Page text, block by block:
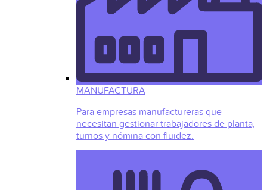
MANUFACTURA
Para empresas manufactureras que
necesitan gestionar trabajadores de planta,
turnos y nómina con fluidez.